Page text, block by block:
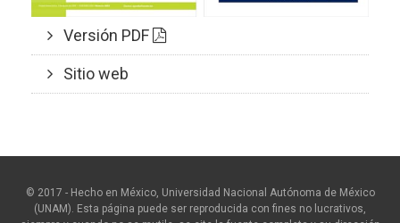
Versión PDF
Sitio web
© 2017 - Hecho en México, Universidad Nacional Autónoma de México
(UNAM). Esta página puede ser reproducida con fines no lucrativos,